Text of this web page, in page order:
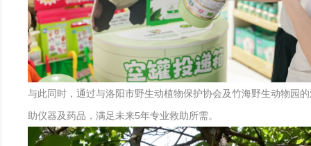
与此同时，通过与洛阳市野生动植物保护协会及竹海野生动物园
助仪器及药品，满足未来5年专业救助所需。